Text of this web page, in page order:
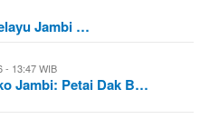
Jambi …
- 13:47 WIB
Jambi: Petai Dak B…